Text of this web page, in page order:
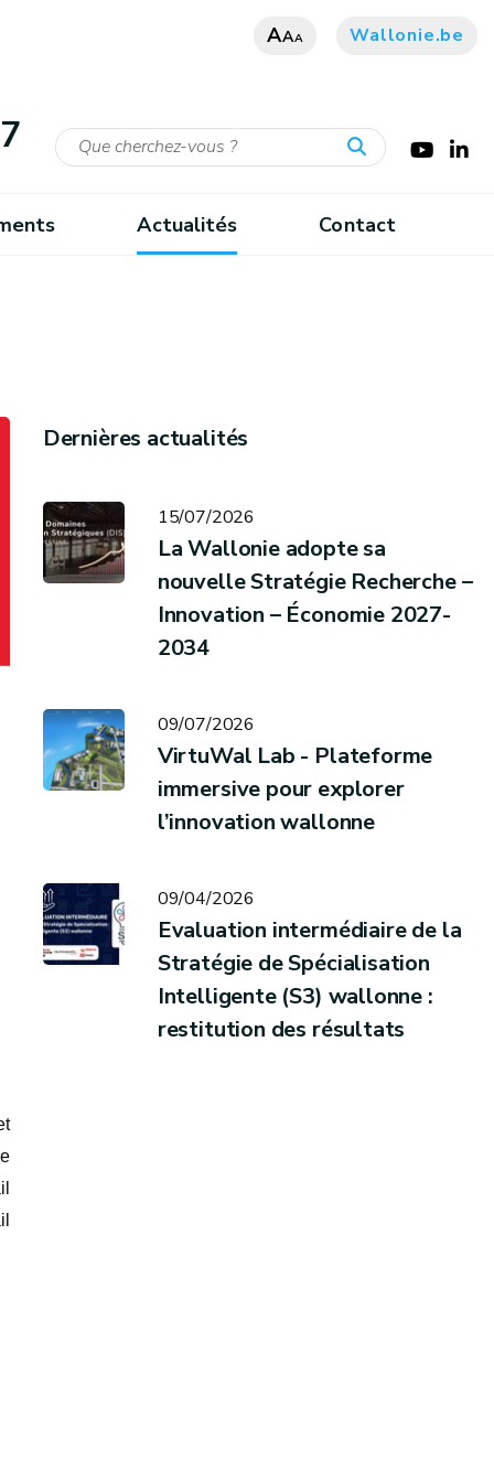
AAA Wallonie.be
Actualités Contact
Dernières actualités
15/07/2026
La Wallonie adopte sa
nouvelle Stratégie Recherche –
Innovation – Économie 2027-
2034
09/07/2026
VirtuWal Lab - Plateforme
immersive pour explorer
l’innovation wallonne
09/04/2026
Evaluation intermédiaire de la
Stratégie de Spécialisation
Intelligente (S3) wallonne :
restitution des résultats